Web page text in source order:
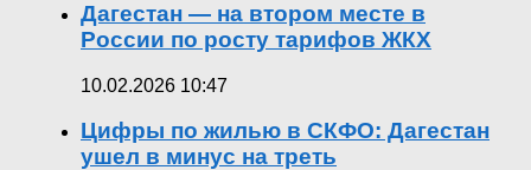
Дагестан — на втором месте в
России по росту тарифов ЖКХ
10.02.2026 10:47
Цифры по жилью в СКФО: Дагестан
ушел в минус на треть